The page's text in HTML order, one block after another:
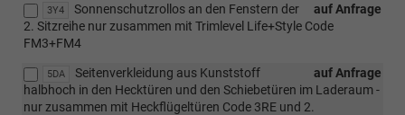
3Y4 auf Anfrage
Sonnenschutzrollos an den Fenstern der
2. Sitzreihe nur zusammen mit Trimlevel Life+Style Code
FM3+FM4
5DA auf Anfrage
Seitenverkleidung aus Kunststoff
halbhoch in den Hecktüren und den Schiebetüren im Laderaum -
nur zusammen mit Heckflügeltüren Code 3RE und 2.